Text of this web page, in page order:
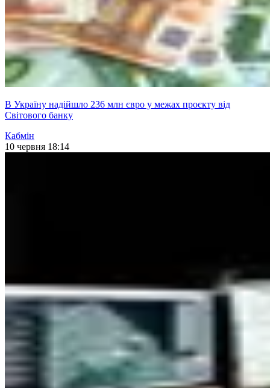
В Україну надійшло 236 млн євро у межах проєкту від
Світового банку
Кабмін
10 червня 18:14